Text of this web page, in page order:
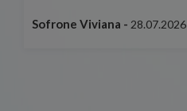
Sofrone Viviana - 28.07.2026